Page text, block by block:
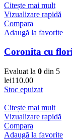
Citește mai mult
Vizualizare rapidă
Compara
Adaugă la favorite
Coronita cu flori
Evaluat la 0 din 5
lei110.00
Stoc epuizat
Citește mai mult
Vizualizare rapidă
Compara
Adaugă la favorite